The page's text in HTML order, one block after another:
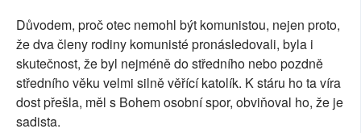
Důvodem, proč otec nemohl být komunistou, nejen proto,
že dva členy rodiny komunisté pronásledovali, byla i
skutečnost, že byl nejméně do středního nebo pozdně
středního věku velmi silně věřící katolík. K stáru ho ta víra
dost přešla, měl s Bohem osobní spor, obviňoval ho, že je
sadista.